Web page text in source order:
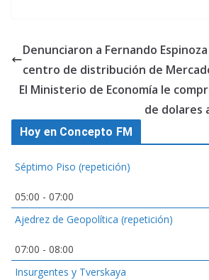
Denunciaron a Fernando
centro de distribución de
El Ministerio de Economía le
de dolares
Hoy en Concepto FM
Séptimo Piso (repetición)
05:00 - 07:00
Ajedrez de Geopolítica (repetición)
07:00 - 08:00
Insurgentes y Tverskaya